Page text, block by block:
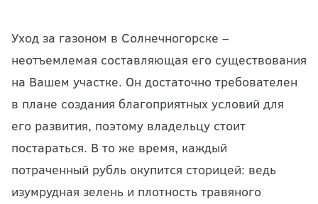
Уход за газоном в Солнечногорске –
неотъемлемая составляющая его существования
на Вашем участке. Он достаточно требователен
в плане создания благоприятных условий для
его развития, поэтому владельцу стоит
постараться. В то же время, каждый
потраченный рубль окупится сторицей: ведь
изумрудная зелень и плотность травяного